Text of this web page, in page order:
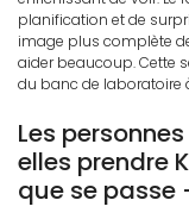
planification et de
image plus complète
aider beaucoup. Cette
du banc de laboratoire
Les
elles prendre
que se passe